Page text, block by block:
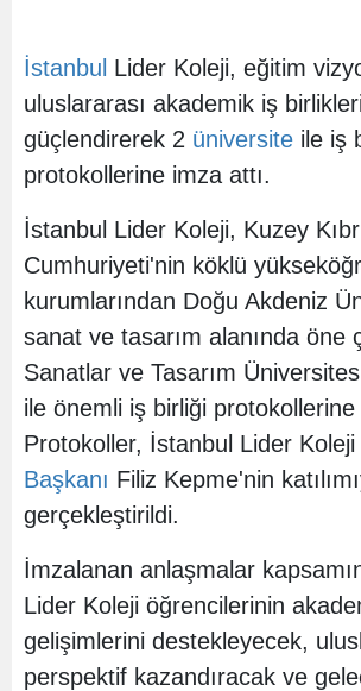
İstanbul Lider Koleji, eğitim
uluslararası akademik iş
güçlendirerek 2 üniversite ile iş
protokollerine imza attı.
İstanbul Lider Koleji, Kuzey
Cumhuriyeti'nin köklü
kurumlarından Doğu Akdeniz
sanat ve tasarım alanında öne
Sanatlar ve Tasarım
ile önemli iş birliği protokollerine
Protokoller, İstanbul Lider
Başkanı Filiz Kepme'nin
gerçekleştirildi.
İmzalanan anlaşmalar
Lider Koleji öğrencilerinin
gelişimlerini destekleyecek,
perspektif kazandıracak ve